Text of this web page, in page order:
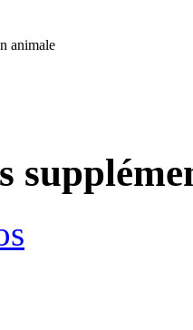
animale